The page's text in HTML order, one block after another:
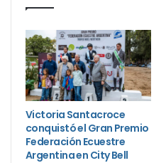
Victoria Santacroce
conquistó el Gran Premio
Federación Ecuestre
Argentina en City Bell